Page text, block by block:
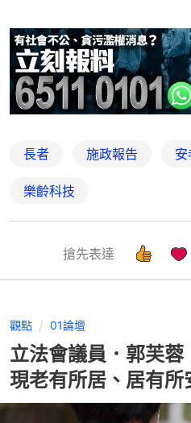
長者 施政報告 安
樂齡科技
搶先表達
觀點 01論壇
立法會議員．郭芙
現老有所居、居有所